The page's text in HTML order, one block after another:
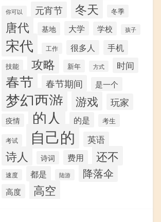
你可以 元宵节 冬天 冬季
唐代 基地 大学 学校 孩子
宋代 工作 很多人 手机
技能 攻略 新年 方式 时间
春节 春节期间 是一个
梦幻西游 游戏 玩家
疫情 的人 的是 考生
考试 自己的 英语
诗人 诗词 费用 还不
速度 都是 陆游 降落伞
高度 高空